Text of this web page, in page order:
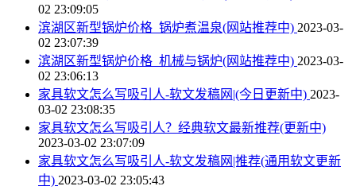
02 23:09:05
滨湖区新型锅炉价格_锅炉煮温泉(网站推荐中) 2023-03-
02 23:07:39
滨湖区新型锅炉价格_机械与锅炉(网站推荐中) 2023-03-
02 23:06:13
家具软文怎么写吸引人-软文发稿网|(今日更新中) 2023-
03-02 23:08:35
家具软文怎么写吸引人？经典软文最新推荐(更新中)
2023-03-02 23:07:09
家具软文怎么写吸引人-软文发稿网|推荐(通用软文更新
中) 2023-03-02 23:05:43